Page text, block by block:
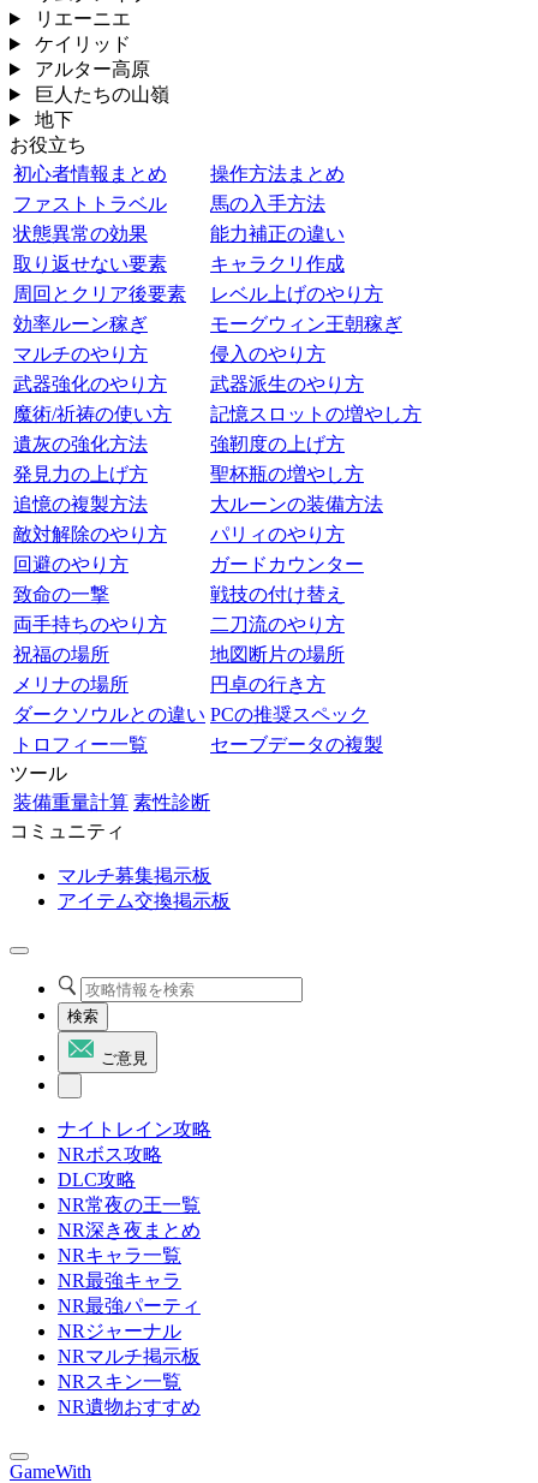
リエーニエ
ケイリッド
アルター高原
巨人たちの山嶺
地下
お役立ち
初心者情報まとめ
操作方法まとめ
ファストトラベル
馬の入手方法
状態異常の効果
能力補正の違い
取り返せない要素
キャラクリ作成
周回とクリア後要素
レベル上げのやり方
効率ルーン稼ぎ
モーグウィン王朝稼ぎ
マルチのやり方
侵入のやり方
武器強化のやり方
武器派生のやり方
魔術/祈祷の使い方
記憶スロットの増やし方
遺灰の強化方法
強靭度の上げ方
発見力の上げ方
聖杯瓶の増やし方
追憶の複製方法
大ルーンの装備方法
敵対解除のやり方
パリィのやり方
回避のやり方
ガードカウンター
致命の一撃
戦技の付け替え
両手持ちのやり方
二刀流のやり方
祝福の場所
地図断片の場所
メリナの場所
円卓の行き方
ダークソウルとの違い PCの推奨スペック
トロフィー一覧
セーブデータの複製
ツール
装備重量計算 素性診断
コミュニティ
マルチ募集掲示板
アイテム交換掲示板
検索
ご意見
ナイトレイン攻略
NRボス攻略
DLC攻略
NR常夜の王一覧
NR深き夜まとめ
NRキャラ一覧
NR最強キャラ
NR最強パーティ
NRジャーナル
NRマルチ掲示板
NRスキン一覧
NR遺物おすすめ
GameWith